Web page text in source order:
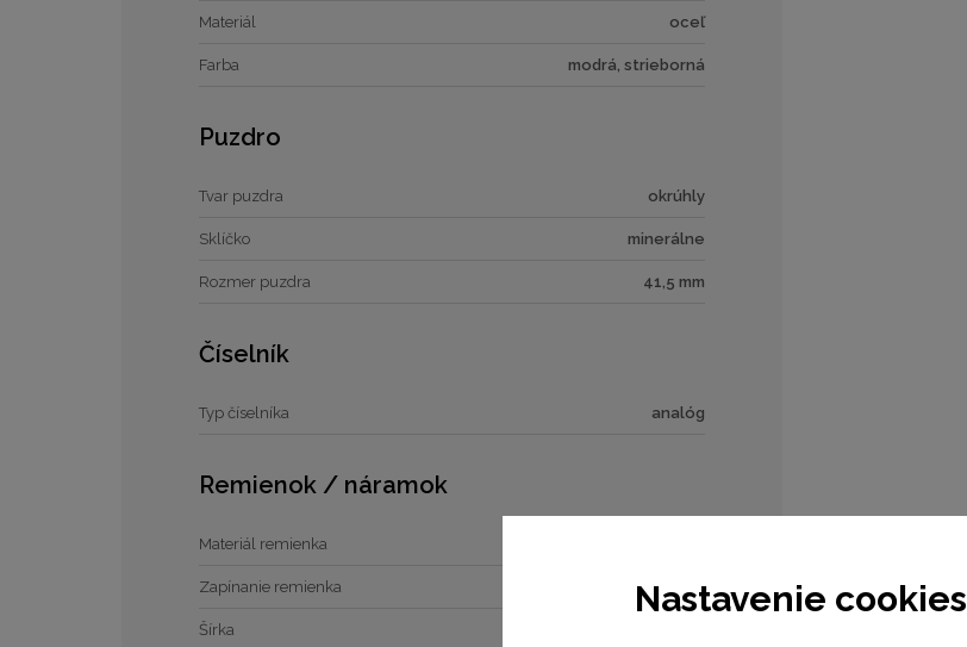
Materiál oceľ
Farba modrá, strieborná
Puzdro
Tvar puzdra okrúhly
Sklíčko minerálne
Rozmer puzdra 41,5 mm
Číselník
Typ číselníka analóg
Remienok / náramok
Materiál remienka
Zapínanie remienka preklápacia spona
Šírka
Nastavenie cookies